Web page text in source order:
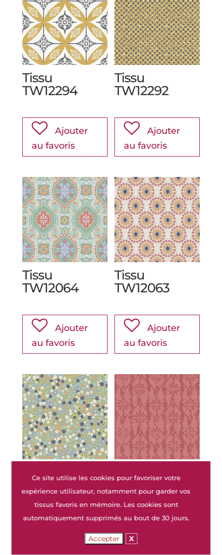
Ce site utilise les cookies pour favoriser votre
expérience utilisateur, notamment pour garder vos
tissus favoris en mémoire. Les cookies sont
automatiquement supprimés au bout de 30 jours.
Accepter X
Tissu
TW12294
Ajouter
au favoris
Tissu
TW12292
Ajouter
au favoris
Tissu
TW12064
Ajouter
au favoris
Tissu
TW12063
Ajouter
au favoris
Tissu
TW12062
Ajouter
Tissu
TW12058
Ajouter
au favoris